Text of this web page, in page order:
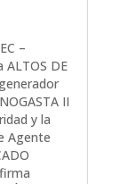
–
DE
II
y la
Agente